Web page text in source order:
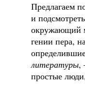
Предлагаем
и
окружающий
гении пера,
литературы,
простые